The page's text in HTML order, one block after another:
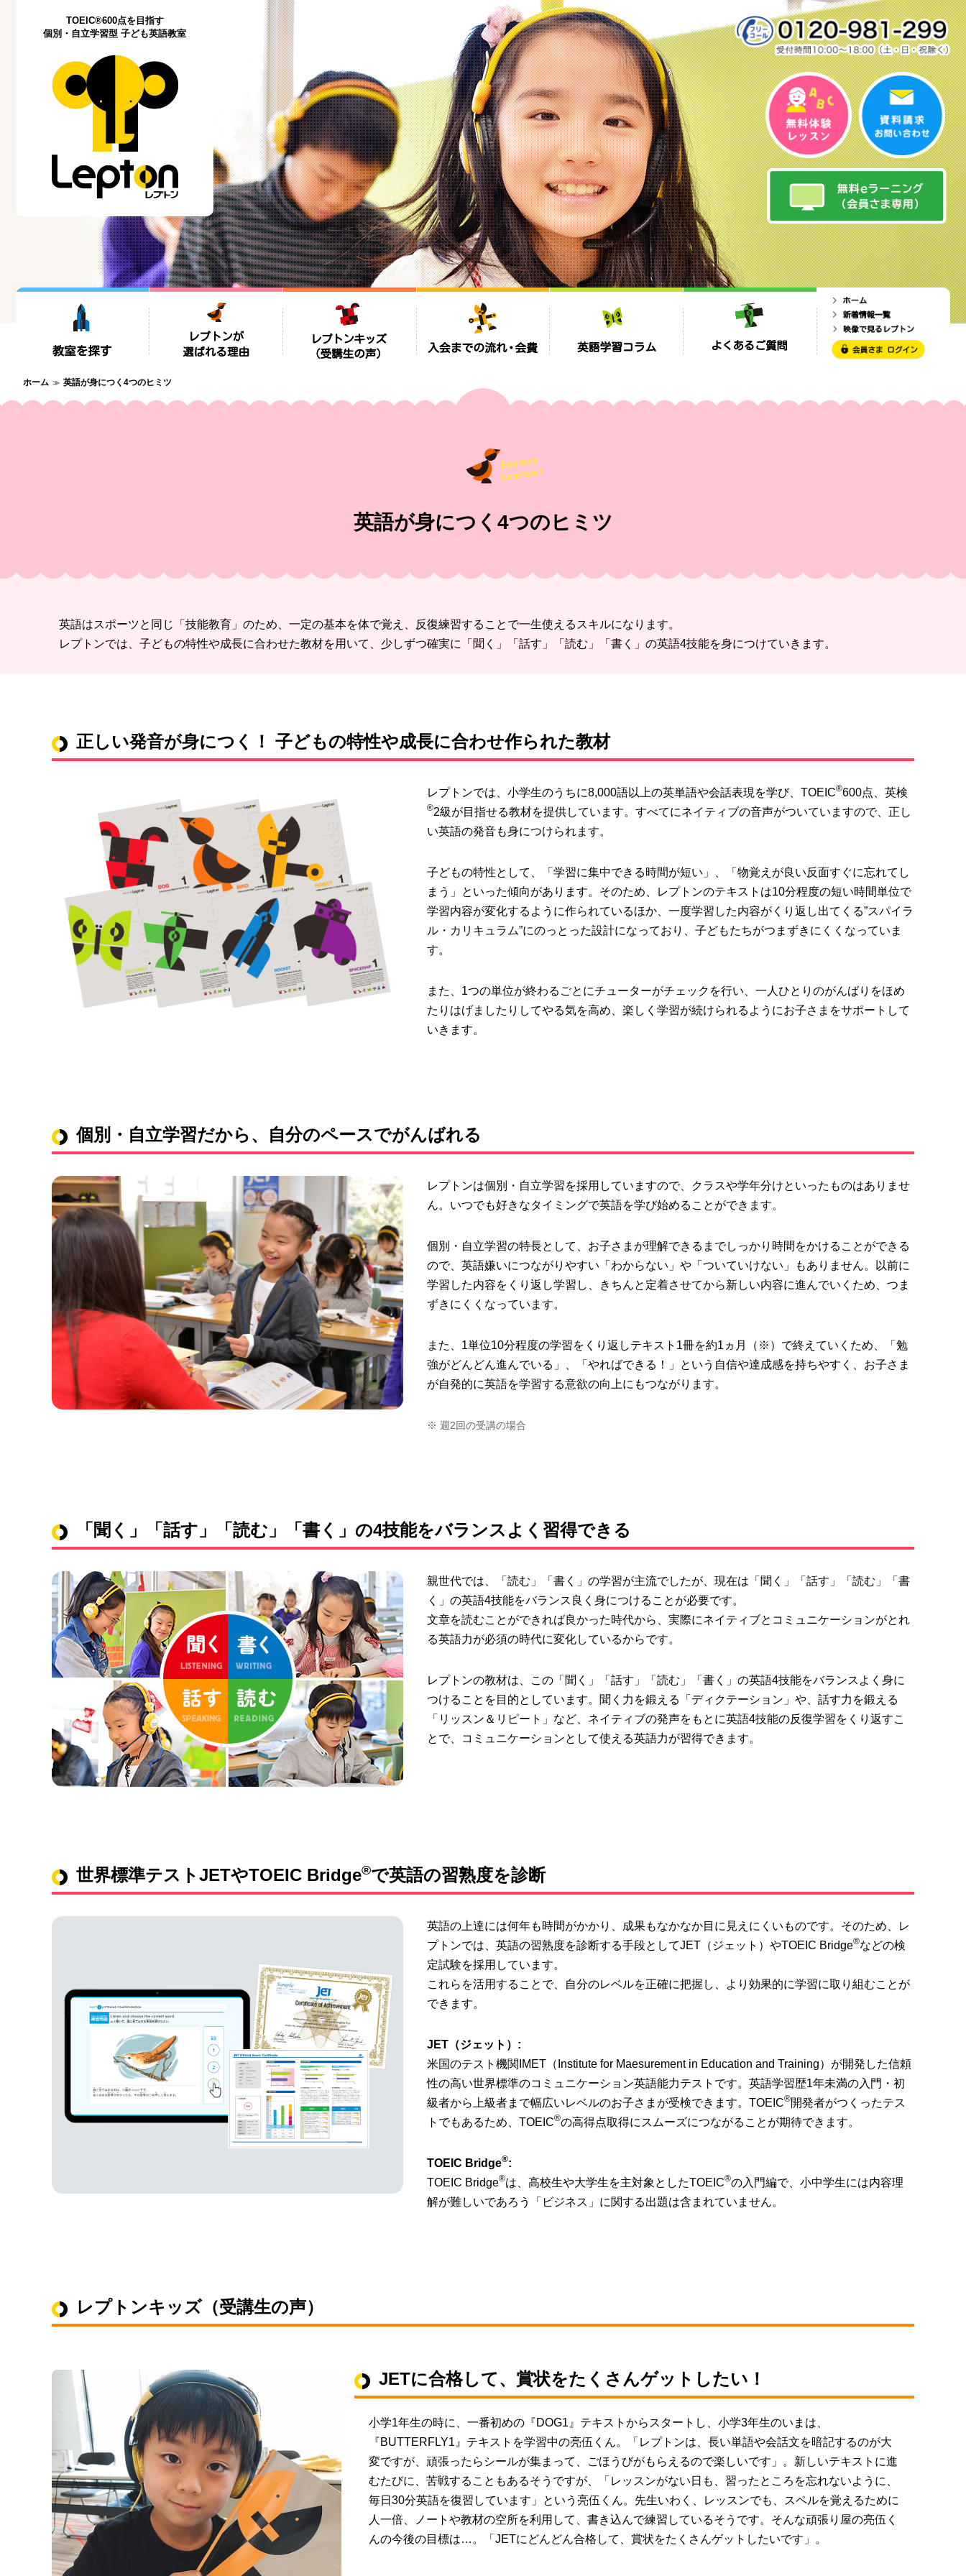
TOEIC®600点を目指す
個別・自立学習型 子ども英語教室
ホーム 英語が身につく4つのヒミツ
英語が身につく4つのヒミツ
英語はスポーツと同じ「技能教育」 のため、一定の基本を体で覚え、反復練習することで一生使えるスキルになります。
レプトンでは、 子どもの特性や成長に合わせた教材を用いて、少しずつ確実に 「聞く」「話す」「読む」「書く」の英語4技能を身につけていきます。
正しい発音が身につく！ 子どもの特性や成長に合わせ作られた教材
レプトンでは、 小学生のうちに8,000語以上の英単語や会話表現 を学び、 TOEIC®600点、英検
®2級が目指せる教材を提供しています。すべてにネイティブの音声がついていますので、正し
い英語の発音も身につけられます。
子どもの特性として、
「学習に集中できる時間が短い」、「物覚えが良い反面すぐに忘れてし
まう」
といった傾向があります。そのため、レプトンのテキストは10分程度の短い時間単位で
学習内容が変化する ように作られているほか、一度学習した内容がくり返し出てくる”スパイラ
ル・カリキュラム”にのっとった設計になっており、子どもたちがつまずきにくくなっていま
す。
また、 1つの単位が終わるごとにチューターがチェック を行い、一人ひとりのがんばりをほめ
たりはげましたりしてやる気を高め、楽しく学習が続けられる ようにお子さまをサポートして
いきます。
個別・自立学習だから、自分のペースでがんばれる
レプトンは個別・自立学習を採用 していますので、クラスや学年分けといったものはありませ
ん。 いつでも好きなタイミングで英語を学び始める ことができます。
個別・自立学習の特長として、 お子さまが理解できるまでしっかり時間をかけることができる
ので、英語嫌いにつながりやすい 「わからない」や「ついていけない」もありません。
以前に
学習した内容を くり返し学習し、きちんと定着させてから新しい内容に進んでいく ため、つま
ずきにくくなっています。
また、1単位10分程度の学習をくり返しテキスト1冊を約1ヵ月（※）で終えていくため、
「勉
強がどんどん進んでいる」、「やればできる！」という自信や達成感を持ちやすく、お子さま
が自発的に英語を学習する意欲の向上にもつながります。
※ 週2回の受講の場合
「聞く」「話す」「読む」「書く」の4技能をバランスよく習得できる
親世代では、「読む」「書く」の学習が主流でしたが、 現在は「聞く」「話す」「読む」「書
く」の英語4技能をバランス良く身につけることが必要です。
文章を読むことができれば良かった時代から、実際にネイティブとコミュニケーションがとれ
る英語力が必須の時代に変化しているからです。
レプトンの教材は、この 「聞く」「話す」「読む」「書く」の英語4技能をバランスよく身に
つける ことを目的としています。聞く力を鍛える「ディクテーション」や、話す力を鍛える
「リッスン＆リピート」など、 ネイティブの発声をもとに英語4技能の反復学習をくり返すこ
とで、
コミュニケーションとして使える英語力が習得できます。
世界標準テストJETやTOEIC Bridge®で英語の習熟度を診断
英語の上達には何年も時間がかかり、 成果もなかなか目に見えにくい ものです。そのため、レ
プトンでは、 英語の習熟度を診断する手段としてJET（ジェット）やTOEIC Bridge®などの検
定試験を採用しています。
これらを活用することで、
自分のレベルを正確に把握し、より効果的に学習に取り組むことが
できます。
JET（ジェット）:
米国のテスト機関IMET（Institute for Maesurement in Education and Training）が開発した信頼
性の高い世界標準のコミュニケーション英語能力テスト です。 英語学習歴1年未満の入門・初
級者から上級者まで幅広いレベルのお子さまが受検できます。 TOEIC®開発者がつくったテス
ト でもあるため、 TOEIC®の高得点取得にスムーズにつながる ことが期待できます。
TOEIC Bridge®:
TOEIC Bridge®は、 高校生や大学生を主対象としたTOEIC®の入門編で、小中学生には内容理
解が難しいであろう
「ビジネス」に関する出題は含まれていません。
レプトンキッズ（受講生の声）
JETに合格して、賞状をたくさんゲットしたい！
小学1年生の時に、一番初めの『DOG1』テキストからスタートし、小学3年生のいまは、
『BUTTERFLY1』テキストを学習中の亮伍くん。「レプトンは、長い単語や会話文を暗記するのが大
変ですが、頑張ったらシールが集まって、ごほうびがもらえるので楽しいです」。新しいテキストに進
むたびに、苦戦することもあるそうですが、「レッスンがない日も、習ったところを忘れないように、
毎日30分英語を復習しています」という亮伍くん。先生いわく、レッスンでも、スペルを覚えるために
人一倍、ノートや教材の空所を利用して、書き込んで練習しているそうです。そんな頑張り屋の亮伍く
んの今後の目標は…。「JETにどんどん合格して、賞状をたくさんゲットしたいです」。